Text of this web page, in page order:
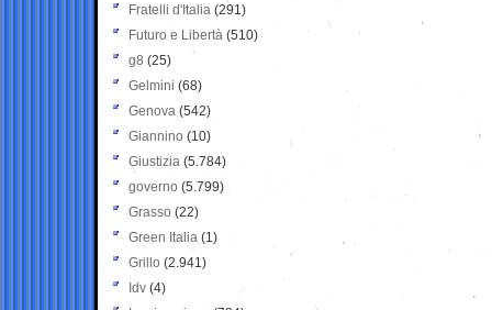
Fratelli d'Italia (291)
Futuro e Libertà (510)
g8 (25)
Gelmini (68)
Genova (542)
Giannino (10)
Giustizia (5.784)
governo (5.799)
Grasso (22)
Green Italia (1)
Grillo (2.941)
Idv (4)